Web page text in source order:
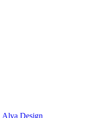
Alva Design